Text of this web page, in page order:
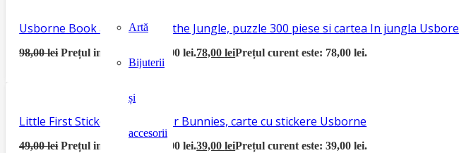
Artă
Bijuterii
și
accesorii
Usborne Book and Jigsaw In the Jungle, puzzle 300 piese si cartea In jungla Usbore
98,00lei Prețul inițial a fost: 98,00 lei.78,00leiPrețul curent este: 78,00 lei.
Little First Sticker Book Easter Bunnies, carte cu stickere Usborne
49,00lei Prețul inițial a fost: 49,00 lei.39,00leiPrețul curent este: 39,00 lei.